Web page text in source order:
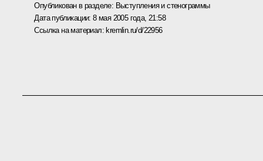
Опубликован в разделе: Выступления и стенограммы
Дата публикации:8 мая 2005 года, 21:58
Ссылка на материал:kremlin.ru/d/22956